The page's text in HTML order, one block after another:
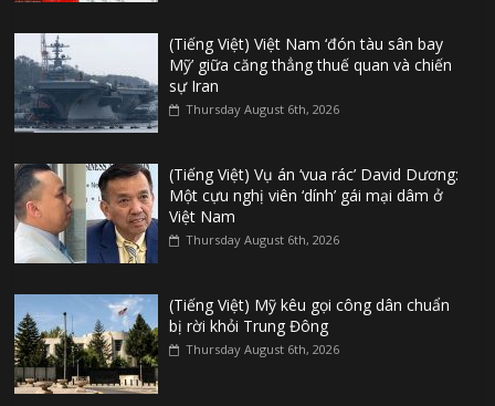
(Tiếng Việt) Việt Nam ‘đón tàu sân bay
Mỹ’ giữa căng thẳng thuế quan và chiến
sự Iran
Thursday August 6th, 2026
(Tiếng Việt) Vụ án ‘vua rác’ David Dương:
Một cựu nghị viên ‘dính’ gái mại dâm ở
Việt Nam
Thursday August 6th, 2026
(Tiếng Việt) Mỹ kêu gọi công dân chuẩn
bị rời khỏi Trung Đông
Thursday August 6th, 2026